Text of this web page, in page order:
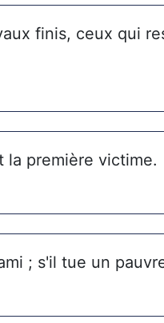
finis, ceux qui
la première victime.
; s'il tue un